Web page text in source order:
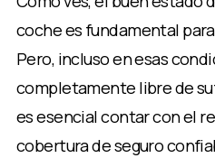
coche es fundamental
Pero, incluso en esas
completamente libre de
es esencial contar con el
cobertura de seguro